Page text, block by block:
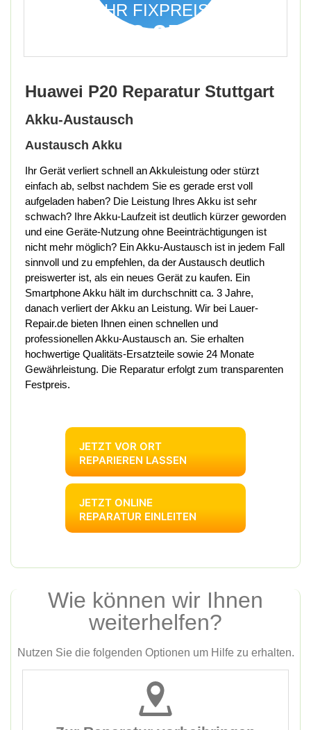
IHR FIXPREIS
49,95
Huawei P20 Reparatur Stuttgart
Akku-Austausch
Austausch Akku
Ihr Gerät verliert schnell an Akkuleistung oder stürzt
einfach ab, selbst nachdem Sie es gerade erst voll
aufgeladen haben? Die Leistung Ihres Akku ist sehr
schwach? Ihre Akku-Laufzeit ist deutlich kürzer geworden
und eine Geräte-Nutzung ohne Beeinträchtigungen ist
nicht mehr möglich? Ein Akku-Austausch ist in jedem Fall
sinnvoll und zu empfehlen, da der Austausch deutlich
preiswerter ist, als ein neues Gerät zu kaufen. Ein
Smartphone Akku hält im durchschnitt ca. 3 Jahre,
danach verliert der Akku an Leistung. Wir bei Lauer-
Repair.de bieten Ihnen einen schnellen und
professionellen Akku-Austausch an. Sie erhalten
hochwertige Qualitäts-Ersatzteile sowie 24 Monate
Gewährleistung. Die Reparatur erfolgt zum transparenten
Festpreis.
JETZT VOR ORT
REPARIEREN LASSEN
JETZT ONLINE
REPARATUR EINLEITEN
Wie können wir Ihnen
weiterhelfen?
Nutzen Sie die folgenden Optionen um Hilfe zu erhalten.